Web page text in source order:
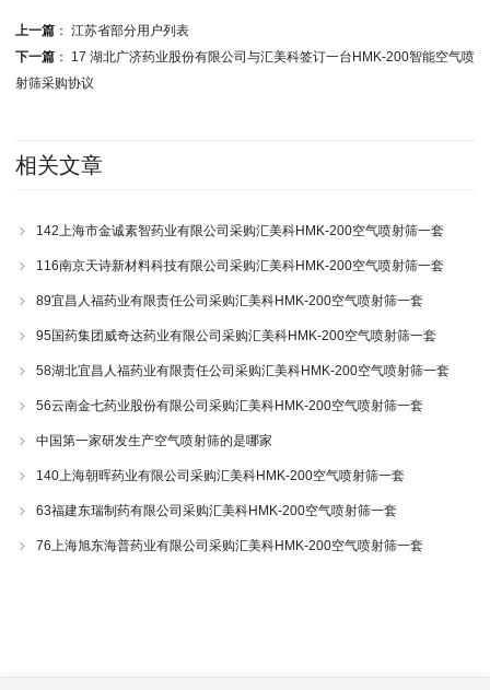
上一篇： 江苏省部分用户列表
下一篇：
17 湖北广济药业股份有限公司与汇美科签订一台HMK-200智能空气喷
射筛采购协议
相关文章
142上海市金诚素智药业有限公司采购汇美科HMK-200空气喷射筛一套
116南京天诗新材料科技有限公司采购汇美科HMK-200空气喷射筛一套
89宜昌人福药业有限责任公司采购汇美科HMK-200空气喷射筛一套
95国药集团威奇达药业有限公司采购汇美科HMK-200空气喷射筛一套
58湖北宜昌人福药业有限责任公司采购汇美科HMK-200空气喷射筛一套
56云南金七药业股份有限公司采购汇美科HMK-200空气喷射筛一套
中国第一家研发生产空气喷射筛的是哪家
140上海朝晖药业有限公司采购汇美科HMK-200空气喷射筛一套
63福建东瑞制药有限公司采购汇美科HMK-200空气喷射筛一套
76上海旭东海普药业有限公司采购汇美科HMK-200空气喷射筛一套